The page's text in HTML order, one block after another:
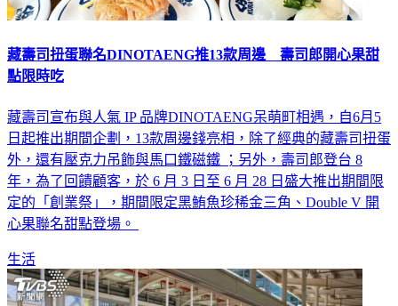
藏壽司扭蛋聯名DINOTAENG推13款周邊 壽司郎開心果甜
點限時吃
藏壽司宣布與人氣 IP 品牌DINOTAENG呆萌町相遇，自6月5
日起推出期間企劃，13款周邊錢亮相，除了經典的藏壽司扭蛋
外，還有壓克力吊飾與馬口鐵磁鐵 ；另外，壽司郎登台 8
年，為了回饋顧客，於 6 月 3 日至 6 月 28 日盛大推出期間限
定的「創業祭」，期間限定黑鮪魚珍稀金三角、Double V 開
心果聯名甜點登場。
生活